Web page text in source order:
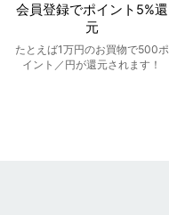
会員登録でポイント5%還
元
たとえば1万円のお買物で500ポ
イント／円が還元されます！